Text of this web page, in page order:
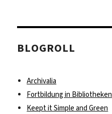
BLOGROLL
Archivalia
Fortbildung in Bibliotheken
Keept it Simple and Green